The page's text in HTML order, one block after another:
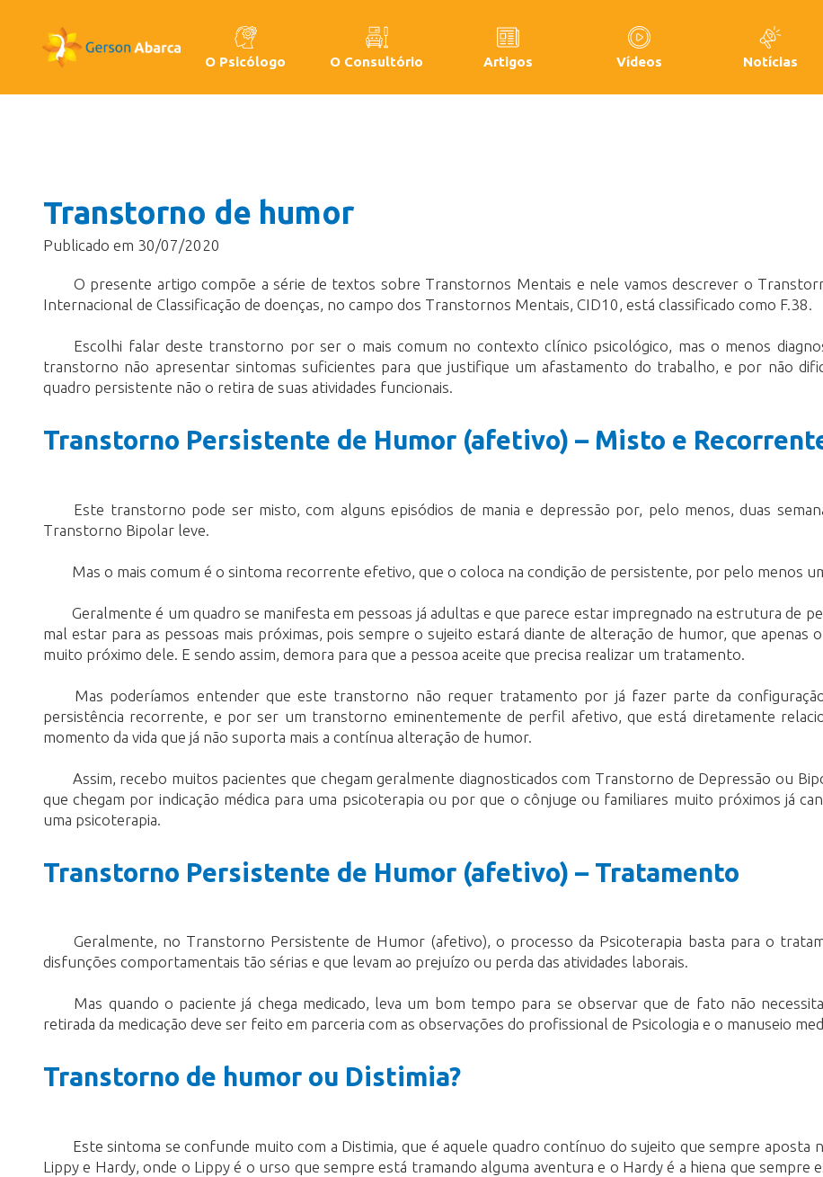
O Psicólogo O Consultório Artigos Vídeos Notícias
Transtorno de humor
Publicado em 30/07/2020
O presente artigo compõe a série de textos sobre Transtornos Mentais e nele vamos descrever o
Internacional de Classificação de doenças, no campo dos Transtornos Mentais, CID10, está classificado como F.38.
Escolhi falar deste transtorno por ser o mais comum no contexto clínico psicológico, mas o menos
transtorno não apresentar sintomas suficientes para que justifique um afastamento do trabalho, e por não
quadro persistente não o retira de suas atividades funcionais.
Transtorno Persistente de Humor (afetivo) – Misto e
Este transtorno pode ser misto, com alguns episódios de mania e depressão por, pelo menos, duas
Transtorno Bipolar leve.
Mas o mais comum é o sintoma recorrente efetivo, que o coloca na condição de persistente, por pelo menos
Geralmente é um quadro se manifesta em pessoas já adultas e que parece estar impregnado na estrutura de
mal estar para as pessoas mais próximas, pois sempre o sujeito estará diante de alteração de humor, que
muito próximo dele. E sendo assim, demora para que a pessoa aceite que precisa realizar um tratamento.
Mas poderíamos entender que este transtorno não requer tratamento por já fazer parte da
persistência recorrente, e por ser um transtorno eminentemente de perfil afetivo, que está diretamente
momento da vida que já não suporta mais a contínua alteração de humor.
Assim, recebo muitos pacientes que chegam geralmente diagnosticados com Transtorno de Depressão ou
que chegam por indicação médica para uma psicoterapia ou por que o cônjuge ou familiares muito próximos já
uma psicoterapia.
Transtorno Persistente de Humor (afetivo) – Tratamento
Geralmente, no Transtorno Persistente de Humor (afetivo), o processo da Psicoterapia basta para o
disfunções comportamentais tão sérias e que levam ao prejuízo ou perda das atividades laborais.
Mas quando o paciente já chega medicado, leva um bom tempo para se observar que de fato não
retirada da medicação deve ser feito em parceria com as observações do profissional de Psicologia e o manuseio
Transtorno de humor ou Distimia?
Este sintoma se confunde muito com a Distimia, que é aquele quadro contínuo do sujeito que sempre aposta
Lippy e Hardy, onde o Lippy é o urso que sempre está tramando alguma aventura e o Hardy é a hiena que sempre